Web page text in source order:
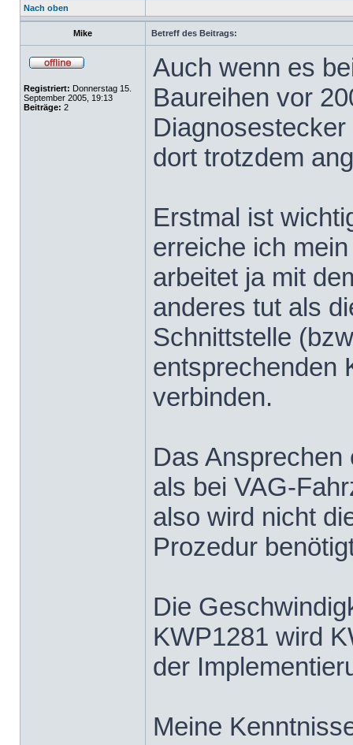
Nach oben
Mike Betreff des Beitrags:
Registriert: Donnerstag 15.
September 2005, 19:13
Beiträge: 2
Auch wenn es
Baureihen vor
dort trotzdem
Erstmal ist
erreiche ich
arbeitet ja mit
anderes tut als
Schnittstelle
entsprechenden
verbinden.
Das
als bei VAG-
also wird nicht
Prozedur
Die
KWP1281 wird
der
Meine